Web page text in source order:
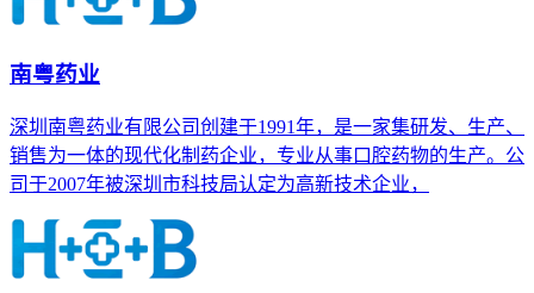
南粤药业
深圳南粤药业有限公司创建于1991年，是一家集研发、生产、
销售为一体的现代化制药企业，专业从事口腔药物的生产。公
司于2007年被深圳市科技局认定为高新技术企业，